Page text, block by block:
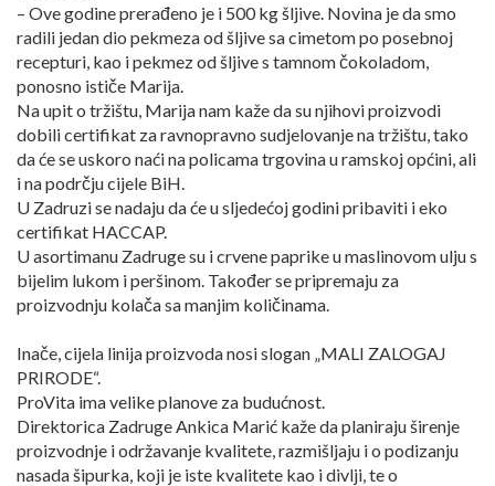
– Ove godine prerađeno je i 500 kg šljive. Novina je da smo
radili jedan dio pekmeza od šljive sa cimetom po posebnoj
recepturi, kao i pekmez od šljive s tamnom čokoladom,
ponosno ističe Marija.
Na upit o tržištu, Marija nam kaže da su njihovi proizvodi
dobili certifikat za ravnopravno sudjelovanje na tržištu, tako
da će se uskoro naći na policama trgovina u ramskoj općini, ali
i na podrčju cijele BiH.
U Zadruzi se nadaju da će u sljedećoj godini pribaviti i eko
certifikat HACCAP.
U asortimanu Zadruge su i crvene paprike u maslinovom ulju s
bijelim lukom i peršinom. Također se pripremaju za
proizvodnju kolača sa manjim količinama.
Inače, cijela linija proizvoda nosi slogan „MALI ZALOGAJ
PRIRODE“.
ProVita ima velike planove za budućnost.
Direktorica Zadruge Ankica Marić kaže da planiraju širenje
proizvodnje i održavanje kvalitete, razmišljaju i o podizanju
nasada šipurka, koji je iste kvalitete kao i divlji, te o